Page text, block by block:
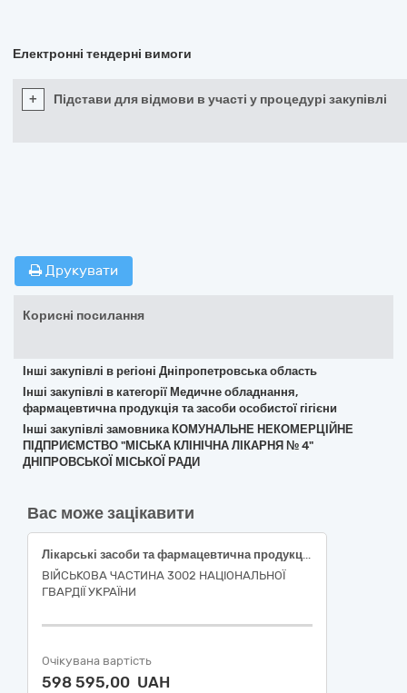
Електронні тендерні вимоги
+ Підстави для відмови в участі у процедурі закупівлі
Друкувати
Корисні посилання
Інші закупівлі в регіоні Дніпропетровська область
Інші закупівлі в категорії Медичне обладнання,
фармацевтична продукція та засоби особистої гігієни
Інші закупівлі замовника КОМУНАЛЬНЕ НЕКОМЕРЦІЙНЕ
ПІДПРИЄМСТВО "МІСЬКА КЛІНІЧНА ЛІКАРНЯ № 4"
ДНІПРОВСЬКОЇ МІСЬКОЇ РАДИ
Вас може зацікавити
Лікарські засоби та фармацевтична продукція
ВІЙСЬКОВА ЧАСТИНА 3002 НАЦІОНАЛЬНОЇ
ГВАРДІЇ УКРАЇНИ
Очікувана вартість
598 595,00 UAH